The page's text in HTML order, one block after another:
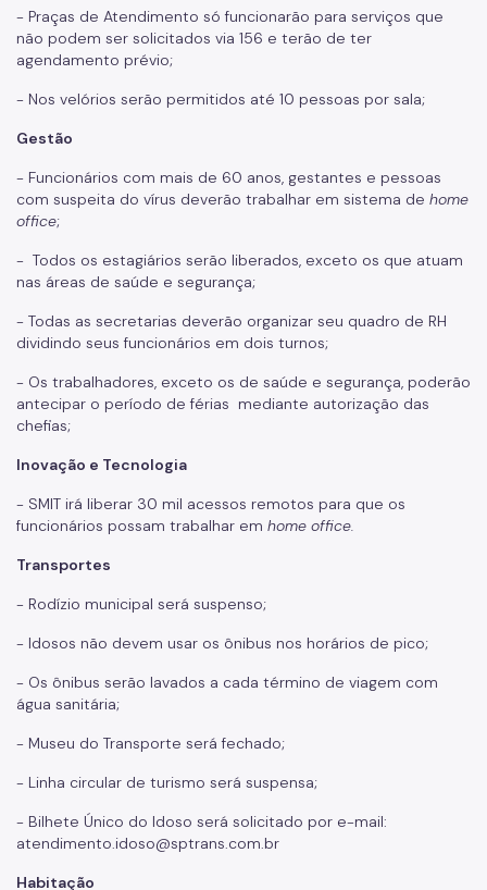
- Praças de Atendimento só funcionarão para serviços que
não podem ser solicitados via 156 e terão de ter
agendamento prévio;
- Nos velórios serão permitidos até 10 pessoas por sala;
Gestão
- Funcionários com mais de 60 anos, gestantes e pessoas
com suspeita do vírus deverão trabalhar em sistema de home
office;
- Todos os estagiários serão liberados, exceto os que atuam
nas áreas de saúde e segurança;
- Todas as secretarias deverão organizar seu quadro de RH
dividindo seus funcionários em dois turnos;
- Os trabalhadores, exceto os de saúde e segurança, poderão
antecipar o período de férias mediante autorização das
chefias;
Inovação e Tecnologia
- SMIT irá liberar 30 mil acessos remotos para que os
funcionários possam trabalhar em home office.
Transportes
- Rodízio municipal será suspenso;
- Idosos não devem usar os ônibus nos horários de pico;
- Os ônibus serão lavados a cada término de viagem com
água sanitária;
- Museu do Transporte será fechado;
- Linha circular de turismo será suspensa;
- Bilhete Único do Idoso será solicitado por e-mail:
atendimento.idoso@sptrans.com.br
Habitação